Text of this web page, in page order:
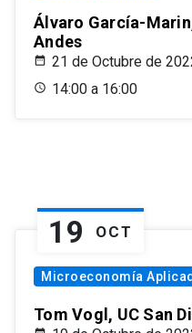
Álvaro García-
Andes
21 de Octubre de
14:00 a 16:00
19 OCT
Microeconomía
Tom Vogl, UC San